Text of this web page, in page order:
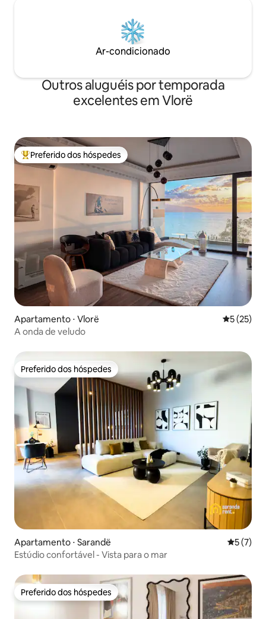
Ar-condicionado
Outros aluguéis por temporada
excelentes em Vlorë
Entre os melhores preferidos dos hóspedes
Preferido dos hóspedes
Apartamento ⋅ Vlorë 5 de uma
5 (25)
A onda de veludo
Preferido dos hóspedes
Preferido dos hóspedes
Apartamento ⋅ Sarandë 5 de
5 (7)
Estúdio confortável - Vista para o mar
Preferido dos hóspedes
Preferido dos hóspedes